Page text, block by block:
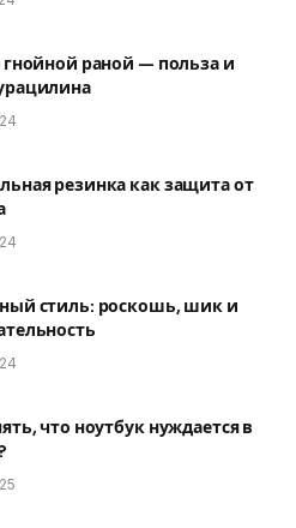
гнойной раной — польза и
резинка как защита от
стиль: роскошь, шик и
что ноутбук нуждается в